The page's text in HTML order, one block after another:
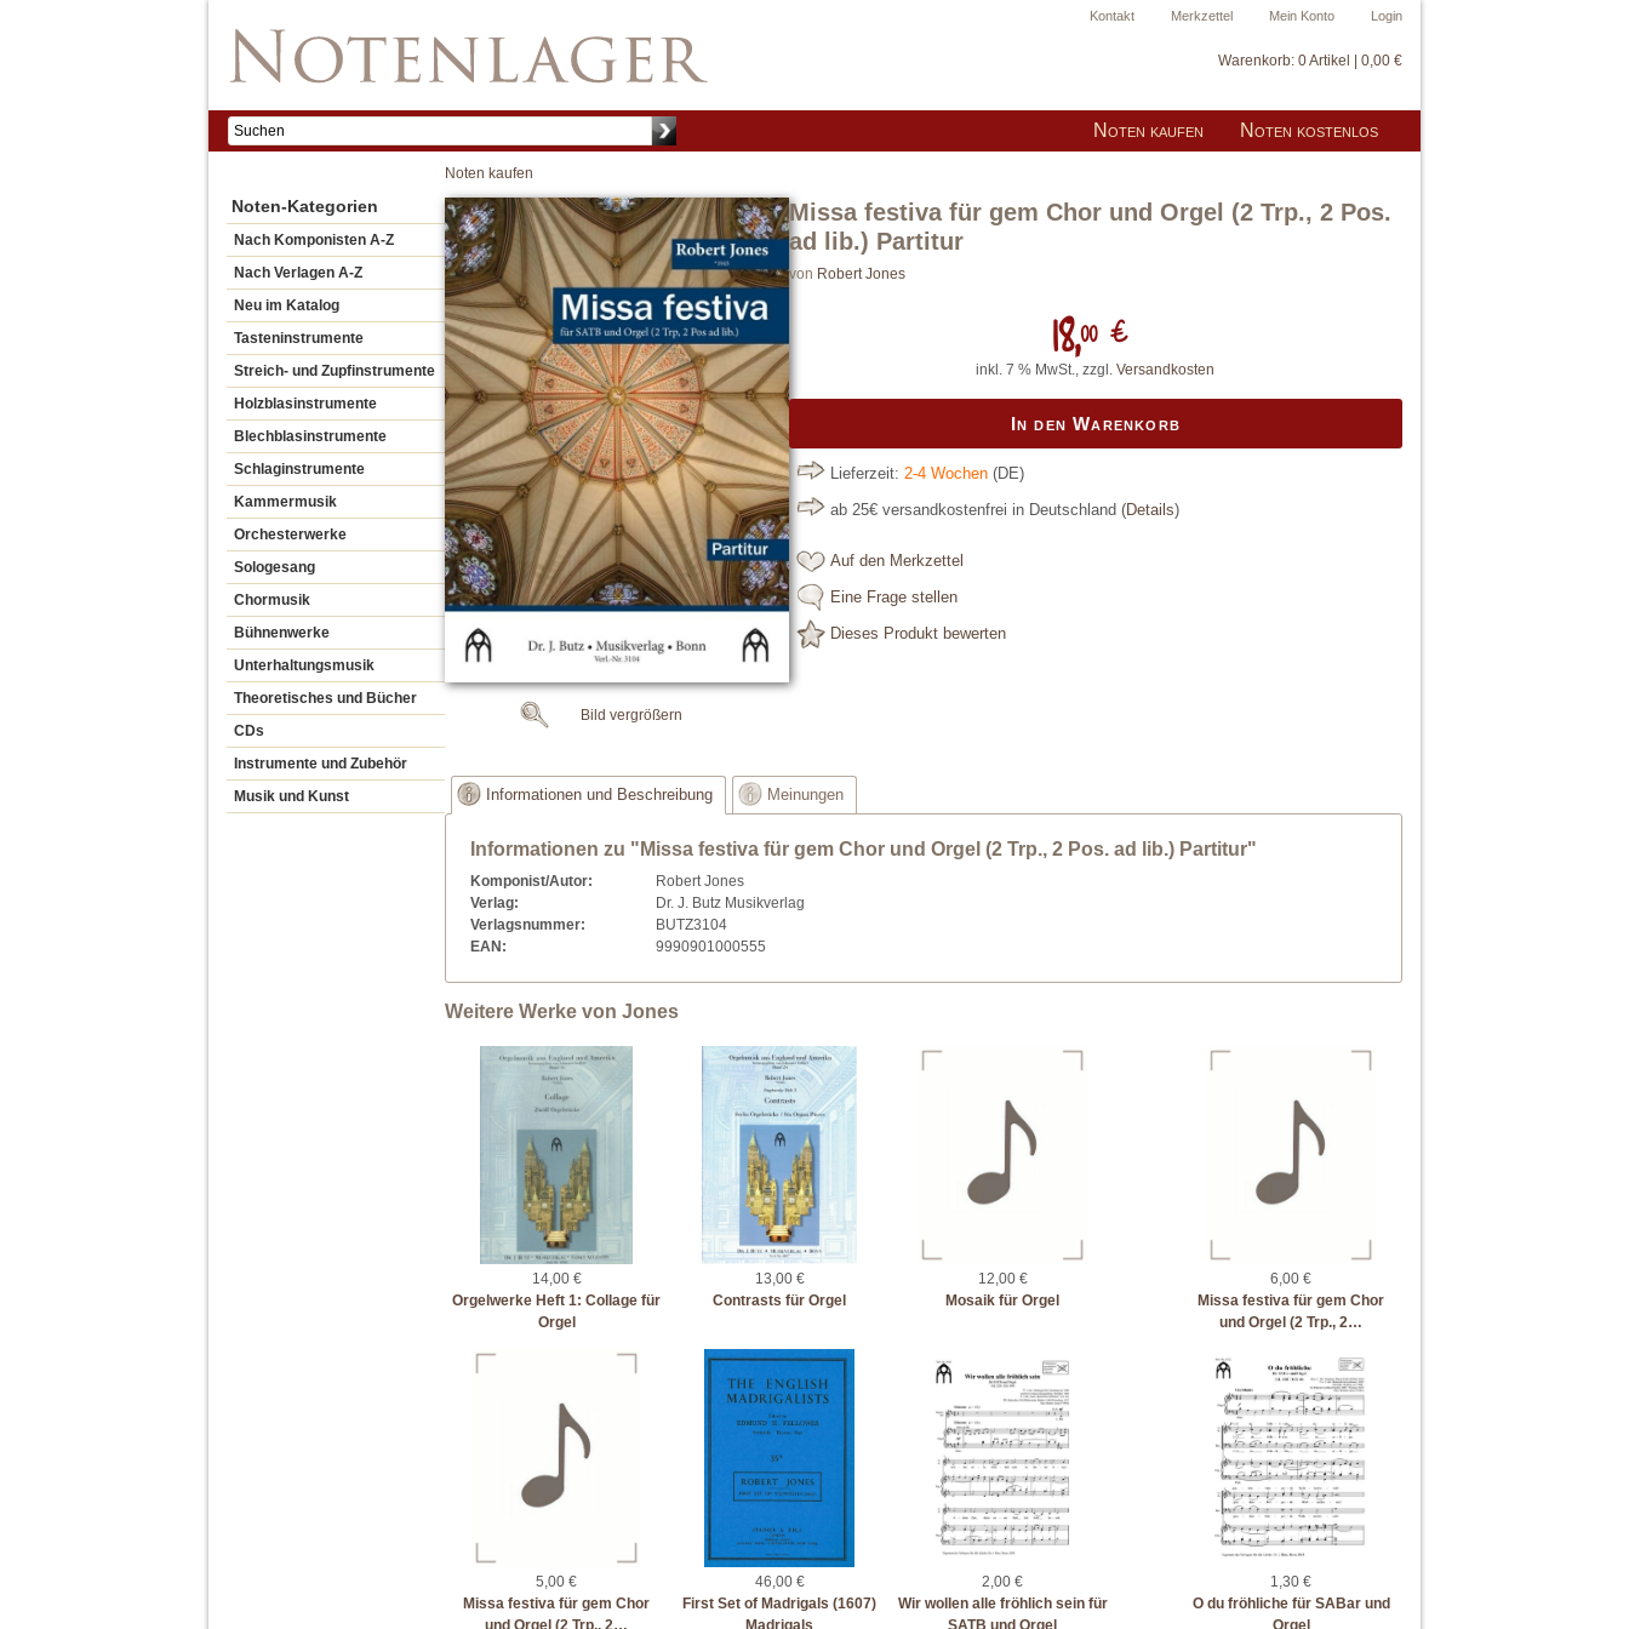
Login
Mein Konto
Merkzettel
Kontakt
Warenkorb: 0 Artikel | 0,00 €
Noten kaufen Noten kostenlos
Noten-Kategorien
Nach Komponisten A-Z
Nach Verlagen A-Z
Neu im Katalog
Tasteninstrumente
Streich- und Zupfinstrumente
Holzblasinstrumente
Blechblasinstrumente
Schlaginstrumente
Kammermusik
Orchesterwerke
Sologesang
Chormusik
Bühnenwerke
Unterhaltungsmusik
Theoretisches und Bücher
CDs
Instrumente und Zubehör
Musik und Kunst
Noten kaufen
Missa festiva für gem Chor und Orgel (2 Trp., 2 Pos.
ad lib.) Partitur
von Robert Jones
18,00 €
inkl. 7 % MwSt., zzgl.Versandkosten
In den Warenkorb
Lieferzeit: 2-4 Wochen (DE)
ab 25€ versandkostenfrei in Deutschland (Details)
Auf den Merkzettel
Eine Frage stellen
Dieses Produkt bewerten
Bild vergrößern
Informationen und Beschreibung Meinungen
Informationen zu "Missa festiva für gem Chor und Orgel (2 Trp., 2 Pos. ad lib.) Partitur"
Komponist/Autor:
Robert Jones
Verlag:
Dr. J. Butz Musikverlag
Verlagsnummer:
BUTZ3104
EAN:
9990901000555
Weitere Werke von Jones
14,00 €
Orgelwerke Heft 1: Collage für
Orgel
13,00 €
Contrasts für Orgel
12,00 €
Mosaik für Orgel
6,00 €
Missa festiva für gem Chor
und Orgel (2 Trp., 2…
5,00 €
Missa festiva für gem Chor
und Orgel (2 Trp., 2…
46,00 €
First Set of Madrigals (1607)
Madrigals
2,00 €
Wir wollen alle fröhlich sein für
SATB und Orgel
1,30 €
O du fröhliche für SABar und
Orgel